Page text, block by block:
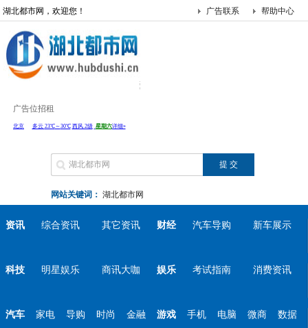
湖北都市网，欢迎您！ 帮助中心
广告联系
广告位招租
网站关键词： 湖北都市网
资讯 综合资讯 其它资讯 财经 汽车导购 新车展示
科技 明星娱乐 商讯大咖 娱乐 考试指南 消费资讯
汽车 家电 导购 时尚 金融 游戏 手机 电脑 微商 数据